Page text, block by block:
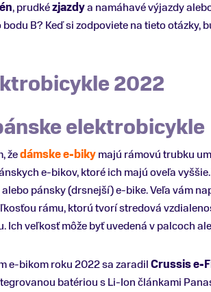
, prudkézjazdya namáhavé výjazdy
bodu B? Keď si zodpoviete na tieto otázky,
2022
elektrobicykle
žedámske e-bikymajú rámovú trubku
e-bikov, ktoré ich majú oveľa
pánsky (drsnejší) e-bike. Veľa vám
rámu, ktorú tvorí stredová
Ich veľkosť môže byť uvedená v palcoch
e-bikom roku 2022 sa zaradilCrussis e-
batériou s Li-Ion článkami